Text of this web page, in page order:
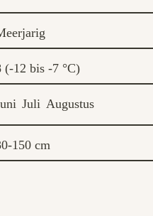
(-12 bis -7 °C)
Juli Augustus
150 cm